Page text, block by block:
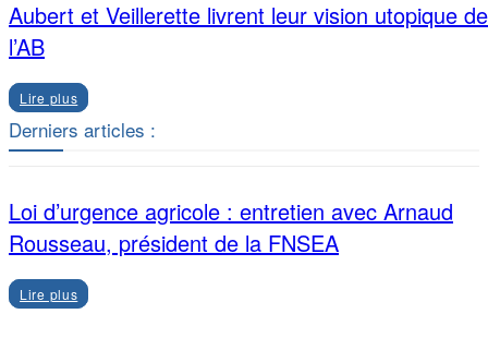
Aubert et Veillerette livrent leur vision utopique de
l’AB
Lire plus
Derniers articles :
Loi d’urgence agricole : entretien avec Arnaud
Rousseau, président de la FNSEA
Lire plus